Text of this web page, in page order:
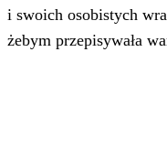
i swoich osobistych
żebym przepisywała